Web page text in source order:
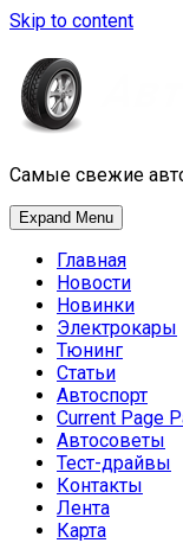
Skip to content
Самые свежие
Expand Menu
Главная
Новости
Новинки
Электрокары
Тюнинг
Статьи
Автоспорт
Current Page
Автосоветы
Тест-драйвы
Контакты
Лента
Карта